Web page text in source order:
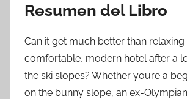
Resumen del Libro
Can it get much better than relaxing
comfortable, modern hotel after a
the ski slopes? Whether youre a
on the bunny slope, an ex-